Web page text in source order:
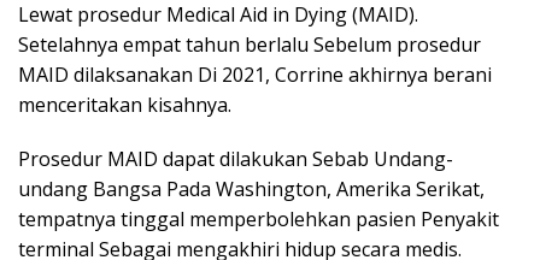
Lewat prosedur Medical Aid in Dying (MAID).
Setelahnya empat tahun berlalu Sebelum prosedur
MAID dilaksanakan Di 2021, Corrine akhirnya berani
menceritakan kisahnya.
Prosedur MAID dapat dilakukan Sebab Undang-
undang Bangsa Pada Washington, Amerika Serikat,
tempatnya tinggal memperbolehkan pasien Penyakit
terminal Sebagai mengakhiri hidup secara medis.